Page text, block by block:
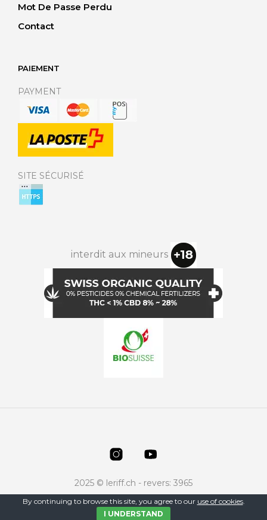
Mot De Passe Perdu
Contact
PAIEMENT
PAYMENT
SITE SÉCURISÉ
interdit aux mineurs
2025 © leriff.ch - revers: 3965
By continuing to browse this site, you agree to our use of cookies.
I UNDERSTAND